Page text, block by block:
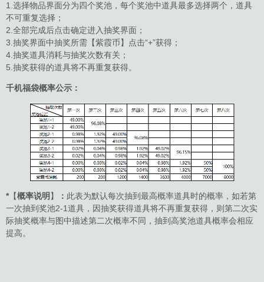
1.选择物品界面分为四个奖池，每个奖池中道具最多选择两个，道具
不可重复选择；
2.全部完成后点击确定进入抽奖界面；
3.抽奖界面中抽奖所需【紫霞币】点击“+”获得；
4.抽奖道具消耗与抽奖次数有关；
5.抽奖获得的道具将不再重复获得。
千机福袋概率公示：
*【概率说明 】 ： 此表为默认每次抽到最高概率道具时的概率，如若第
一次抽到奖池2-1道具，因抽奖获得道具将不再重复获得，则第二次实
际抽奖概率与图中描述第二次概率不同，抽到高奖池道具概率会相应
提高。